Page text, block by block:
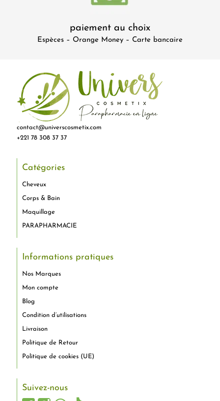
paiement au choix
Espèces – Orange Money – Carte bancaire
contact@universcosmetix.com
+221 78 308 37 37
Catégories
Cheveux
Corps & Bain
Maquillage
PARAPHARMACIE
Informations pratiques
Nos Marques
Mon compte
Blog
Condition d’utilisations
Livraison
Politique de Retour
Politique de cookies (UE)
Suivez-nous